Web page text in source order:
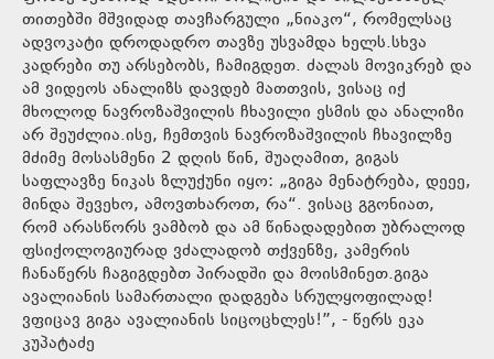
თითებში მშვიდად თავჩარგული „ნიაკო“, რომელსაც
ადვოკატი დროდადრო თავზე უსვამდა ხელს.სხვა
კადრები თუ არსებობს, ჩამიგდეთ. ძალას მოვიკრებ და
ამ ვიდეოს ანალიზს დავდებ მათთვის, ვისაც იქ
მხოლოდ ნავროზაშვილის ჩხავილი ესმის და ანალიზი
არ შეუძლია.ისე, ჩემთვის ნავროზაშვილის ჩხავილზე
მძიმე მოსასმენი 2 დღის წინ, შუაღამით, გიგას
საფლავზე ნიკას ზლუქუნი იყო: „გიგა მენატრება, დეეე,
მინდა შევეხო, ამოვთხაროთ, რა“. ვისაც გგონიათ,
რომ არასწორს ვამბობ და ამ წინადადებით უბრალოდ
ფსიქოლოგიურად ვძალადობ თქვენზე, კამერის
ჩანაწერს ჩაგიგდებთ პირადში და მოისმინეთ.გიგა
ავალიანის სამართალი დადგება სრულყოფილად!
ვფიცავ გიგა ავალიანის სიცოცხლეს!”, - წერს ეკა
კუპატაძე